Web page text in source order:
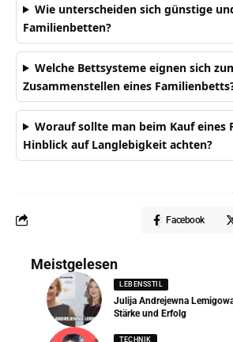
Wie unterscheiden sich günstige
Familienbetten?
Welche Bettsysteme eignen sich
Zusammenstellen eines
Worauf sollte man beim Kauf eines
Hinblick auf Langlebigkeit achten?
Facebook
Meistgelesen
LEBENSSTIL
Julija Andrejewna
Stärke und Erfolg
TECHNIK